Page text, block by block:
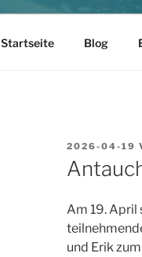
Startseite Blog
AM
2026-04-19
Am 19. April
und Erik